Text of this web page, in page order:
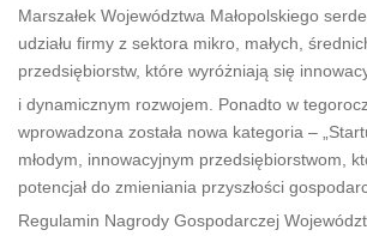
Marszałek Województwa Małopolskiego
udziału firmy z sektora mikro, małych,
przedsiębiorstw, które wyróżniają się
i dynamicznym rozwojem. Ponadto w
wprowadzona została nowa kategoria –
młodym, innowacyjnym przedsiębiorstwom,
potencjał do zmieniania przyszłości
Regulamin Nagrody Gospodarczej